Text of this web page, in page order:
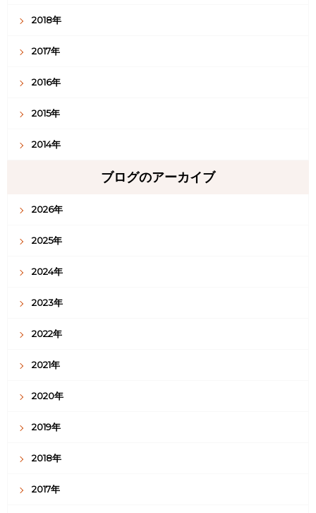
2018年
2017年
2016年
2015年
2014年
ブログのアーカイブ
2026年
2025年
2024年
2023年
2022年
2021年
2020年
2019年
2018年
2017年